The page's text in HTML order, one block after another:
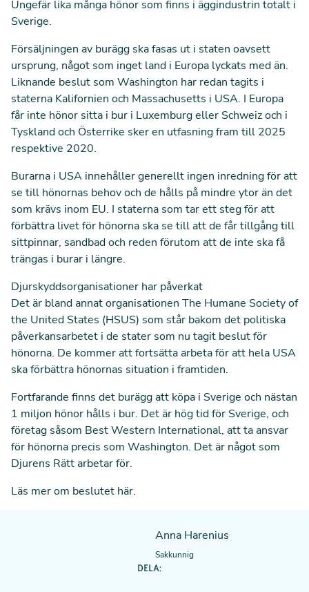
Ungefär lika många hönor som finns i äggindustrin totalt i
Sverige.
Försäljningen av burägg ska fasas ut i staten oavsett
ursprung, något som inget land i Europa lyckats med än.
Liknande beslut som Washington har redan tagits i
staterna Kalifornien och Massachusetts i USA. I Europa
får inte hönor sitta i bur i Luxemburg eller Schweiz och i
Tyskland och Österrike sker en utfasning fram till 2025
respektive 2020.
Burarna i USA innehåller generellt ingen inredning för att
se till hönornas behov och de hålls på mindre ytor än det
som krävs inom EU. I staterna som tar ett steg för att
förbättra livet för hönorna ska se till att de får tillgång till
sittpinnar, sandbad och reden förutom att de inte ska få
trängas i burar i längre.
Djurskyddsorganisationer har påverkat
Det är bland annat organisationen The Humane Society of
the United States (HSUS) som står bakom det politiska
påverkansarbetet i de stater som nu tagit beslut för
hönorna. De kommer att fortsätta arbeta för att hela USA
ska förbättra hönornas situation i framtiden.
Fortfarande finns det burägg att köpa i Sverige och nästan
1 miljon hönor hålls i bur. Det är hög tid för Sverige, och
företag såsom Best Western International, att ta ansvar
för hönorna precis som Washington. Det är något som
Djurens Rätt arbetar för.
Läs mer om beslutet här.
Anna Harenius
Sakkunnig
DELA: